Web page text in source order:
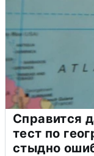
Справится
тест по
стыдно